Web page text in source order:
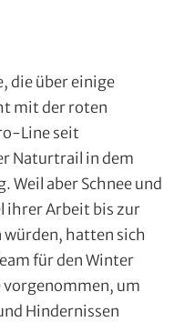
die über einige
mit der roten
Line seit
Naturtrail in dem
Weil aber Schnee und
ihrer Arbeit bis zur
hatten sich
für den Winter
vorgenommen, um
Hindernissen